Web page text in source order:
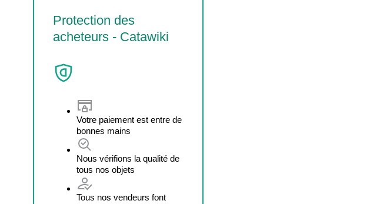
Protection des
acheteurs - Catawiki
Votre paiement est entre de
bonnes mains
Nous vérifions la qualité de
tous nos objets
Tous nos vendeurs font